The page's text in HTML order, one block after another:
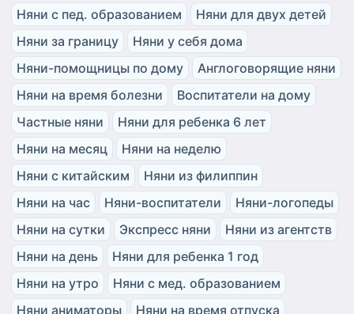
Няни с пед. образованием
Няни для двух детей
Няни за границу
Няни у себя дома
Няни-помощницы по дому
Англоговорящие няни
Няни на время болезни
Воспитатели на дому
Частные няни
Няни для ребенка 6 лет
Няни на месяц
Няни на неделю
Няни с китайским
Няни из филиппин
Няни на час
Няни-воспитатели
Няни-логопеды
Няни на сутки
Экспресс няни
Няни из агентств
Няни на день
Няни для ребенка 1 год
Няни на утро
Няни с мед. образованием
Няни аниматоры
Няни на время отпуска